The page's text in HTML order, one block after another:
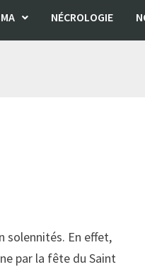
NÉCROLOGIE
solennités. En effet,
par la fête du Saint